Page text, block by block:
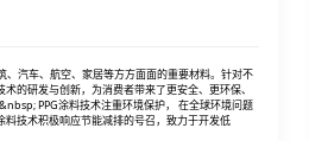
、汽车、航空、家居等方方面面的重要材料。针对不
的研发与创新，为消费者带来了更安全、更环保、
在全球环境问题
料技术积极响应节能减排的号召，致力于开发低